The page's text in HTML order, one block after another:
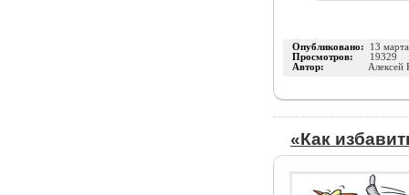
Опубликовано: 13
Просмотров: 19329
Автор: Алексей
«Как